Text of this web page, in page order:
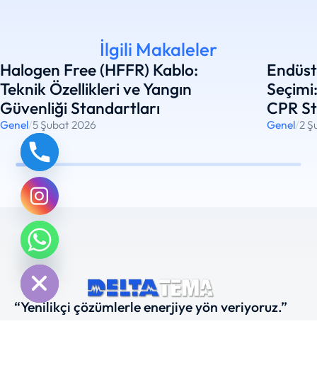
İlgili Makaleler
Halogen Free (HFFR) Kablo:
Teknik Özellikleri ve Yangın
Güvenliği Standartları
Genel/5 Şubat 2026
CPR
Genel/2
“Yenilikçi çözümlerle enerjiye yön veriyoruz.”
Hide
chaty